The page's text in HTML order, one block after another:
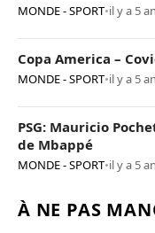
MONDE - SPORT•il y a 5
Copa America –
MONDE - SPORT•il y a 5
PSG: Mauricio
de Mbappé
MONDE - SPORT•il y a 5
À NE PAS